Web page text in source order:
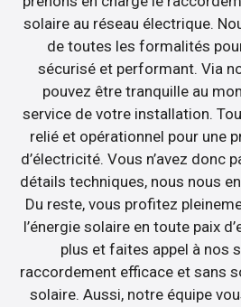
solaire au réseau électrique.
de toutes les formalités
sécurisé et performant. Via
pouvez être tranquille au
service de votre installation.
relié et opérationnel pour une
d’électricité. Vous n’avez donc
détails techniques, nous nous
Du reste, vous profitez
l’énergie solaire en toute paix
plus et faites appel à nos
raccordement efficace et sans
solaire. Aussi, notre équipe